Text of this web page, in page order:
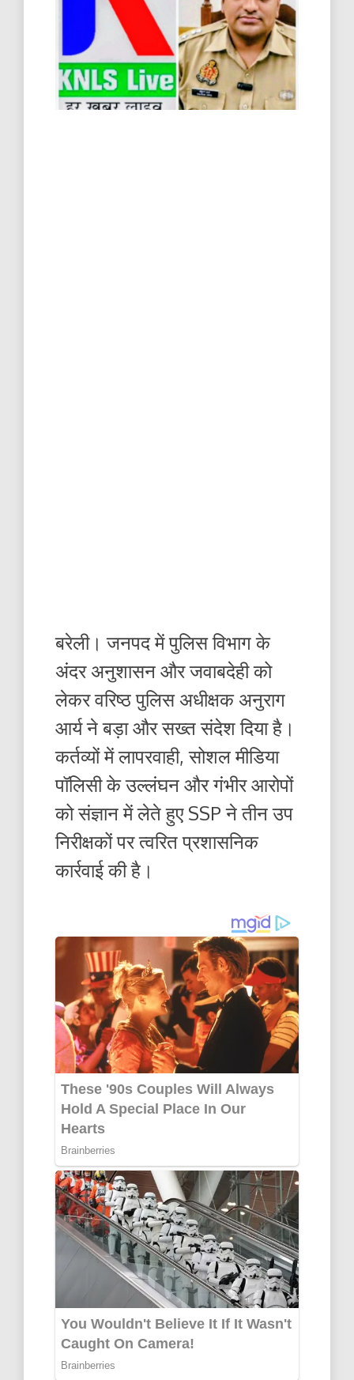
बरेली। जनपद में पुलिस विभाग के
अंदर अनुशासन और जवाबदेही को
लेकर वरिष्ठ पुलिस अधीक्षक अनुराग
आर्य ने बड़ा और सख्त संदेश दिया है।
कर्तव्यों में लापरवाही, सोशल मीडिया
पॉलिसी के उल्लंघन और गंभीर आरोपों
को संज्ञान में लेते हुए SSP ने तीन उप
निरीक्षकों पर त्वरित प्रशासनिक
कार्रवाई की है।